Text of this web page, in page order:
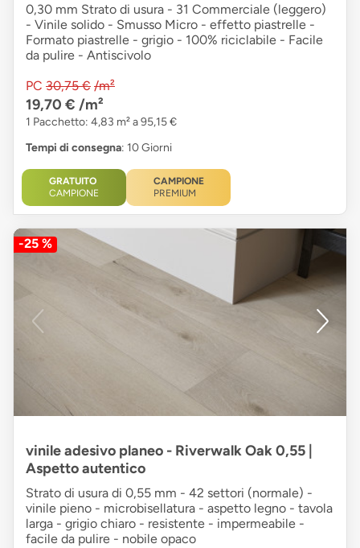
0,30 mm Strato di usura - 31 Commerciale (leggero)
- Vinile solido - Smusso Micro - effetto piastrelle -
Formato piastrelle - grigio - 100% riciclabile - Facile
da pulire - Antiscivolo
PC 30,75 € /m²
19,70 € /m²
1 Pacchetto: 4,83 m² a 95,15 €
Tempi di consegna: 10 Giorni
GRATUITO
CAMPIONE
CAMPIONE
PREMIUM
-25 %
vinile adesivo planeo - Riverwalk Oak 0,55 |
Aspetto autentico
Strato di usura di 0,55 mm - 42 settori (normale) -
vinile pieno - microbisellatura - aspetto legno - tavola
larga - grigio chiaro - resistente - impermeabile -
facile da pulire - nobile opaco